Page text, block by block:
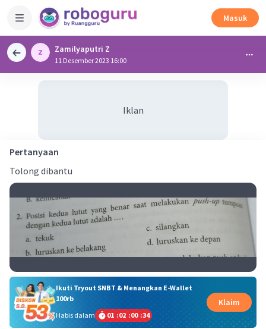
Masuk
Zamilyaputri Z
11 Desember 2023 16:00
Iklan
Pertanyaan
Tolong dibantu
Ikuti Tryout SNBT & Menangkan E-Wallet
100rb
Habis dalam
01 :02 :00 :33
Klaim